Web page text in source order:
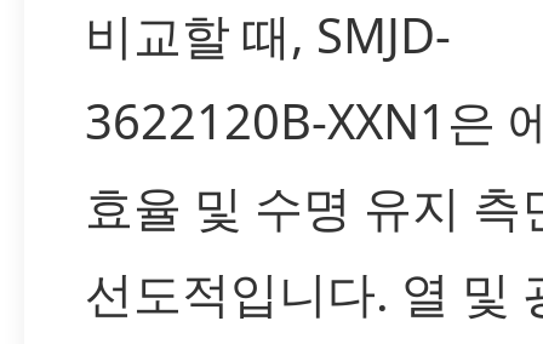
비교할 때, SMJD-
3622120B-XXN1은
효율 및 수명 유지 측
선도적입니다. 열 및